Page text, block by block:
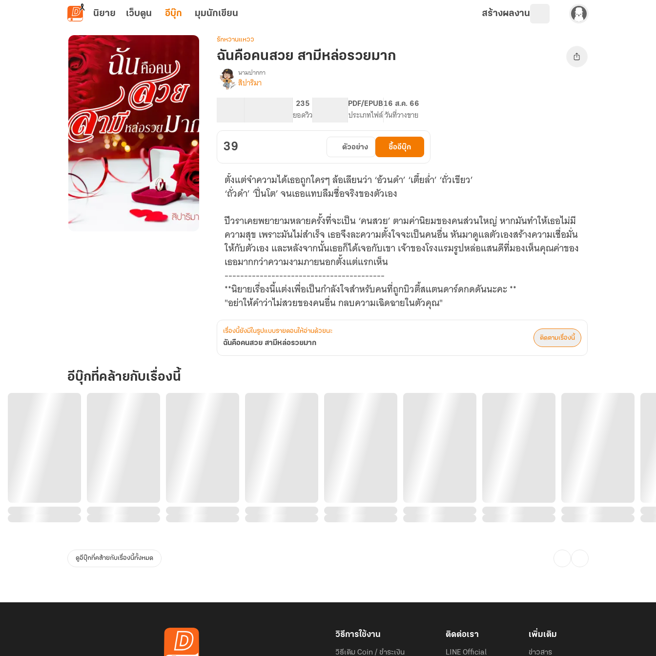
ข้ามไปยังเนื้อหาหลัก
นิยาย เว็บตูน อีบุ๊ก มุมนักเขียน สร้างผลงาน
รักหวานแหวว
ฉันคือคนสวย สามีหล่อรวยมาก
เรื่อง
ฉัน
สามี
หล่อ
รวย
มาก
นามปากกา
สิปาริมา
235
ยอดวิว
PDF/EPUB
ประเภทไฟล์
16 ส.ค. 66
วันที่วางขาย
39 ตัวอย่าง ซื้ออีบุ๊ก
ตั้งแต่จำความได้เธอถูกใครๆ ล้อเลียนว่า ‘อ้วนดำ’ ‘เตี้ยล่ำ’ ‘ถั่วเขียว’
‘ถั่วดำ’ ‘ปิ่นโต’ จนเธอแทบลืมชื่อจริงของตัวเอง
ปีวราเคยพยายามหลายครั้งที่จะเป็น ‘คนสวย’ ตามค่านิยมของคนส่วนใหญ่ หากมันทำให้เธอไม่มี
ความสุข เพราะมันไม่สำเร็จ เธอจึงละความตั้งใจจะเป็นคนอื่น หันมาดูแลตัวเองสร้างความเชื่อมั่น
ให้กับตัวเอง และหลังจากนั้นเธอก็ได้เจอกับเขา เจ้าของโรงแรมรูปหล่อแสนดีที่มองเห็นคุณค่าของ
เธอมากกว่าความงามภายนอกตั้งแต่แรกเห็น
-----------------------------------------
**นิยายเรื่องนี้แต่งเพื่อเป็นกำลังใจสำหรับคนที่ถูกบิวตี้สแตนดาร์ดกดดันนะคะ **
"อย่าให้คำว่าไม่สวยของคนอื่น กลบความเฉิดฉายในตัวคุณ"
เรื่องนี้ยังมีในรูปแบบรายตอนให้อ่านด้วยนะ
ฉันคือคนสวย สามีหล่อรวยมาก
ติดตามเรื่องนี้
อีบุ๊กที่คล้ายกับเรื่องนี้
ดูอีบุ๊กที่คล้ายกับเรื่องนี้ทั้งหมด
วิธีการใช้งาน
วิธีเติม Coin / ชำระเงิน
ติดต่อเรา
LINE Official
เพิ่มเติม
ข่าวสาร